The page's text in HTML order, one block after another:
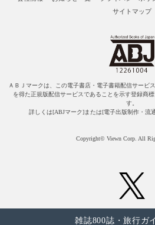
サイトマップ
ＡＢＪマークは、この電子書店・電子書籍配信サービ
を得た正規版配信サービスであることを示す登録商
す。
詳しくは[ABJマーク]または[電子出版制作・流
Copyright© Viewn Corp. All
雑誌800誌・旅行ガ